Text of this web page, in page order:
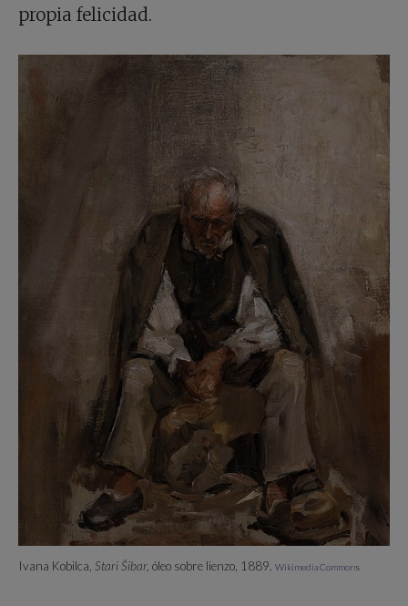
propia felicidad.
Ivana Kobilca, Stari Šibar, óleo sobre lienzo, 1889. Wikimedia Commons